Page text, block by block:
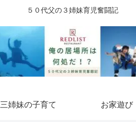
５０代父の３姉妹育児奮闘記
三姉妹の子育て お家遊び